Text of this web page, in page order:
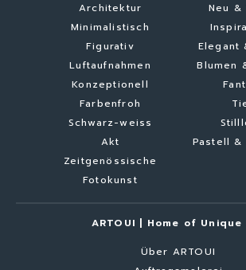
Architektur
Minimalistisch
Figurativ
Luftaufnahmen
Konzeptionell
Farbenfroh
Schwarz-weiss
Akt
Zeitgenössische
Fotokunst
Neu &
Elegant
Blumen
Pastell &
ARTOUI | Home of
Über ARTOUI